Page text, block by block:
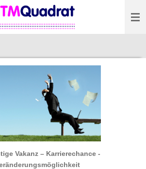
Vakanz – Karrierechance -